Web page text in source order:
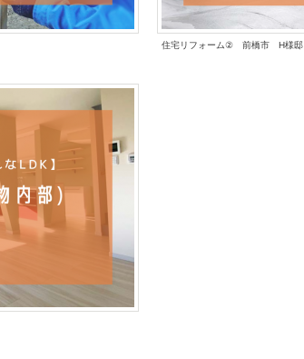
住宅リフォーム② 前橋市 H様邸